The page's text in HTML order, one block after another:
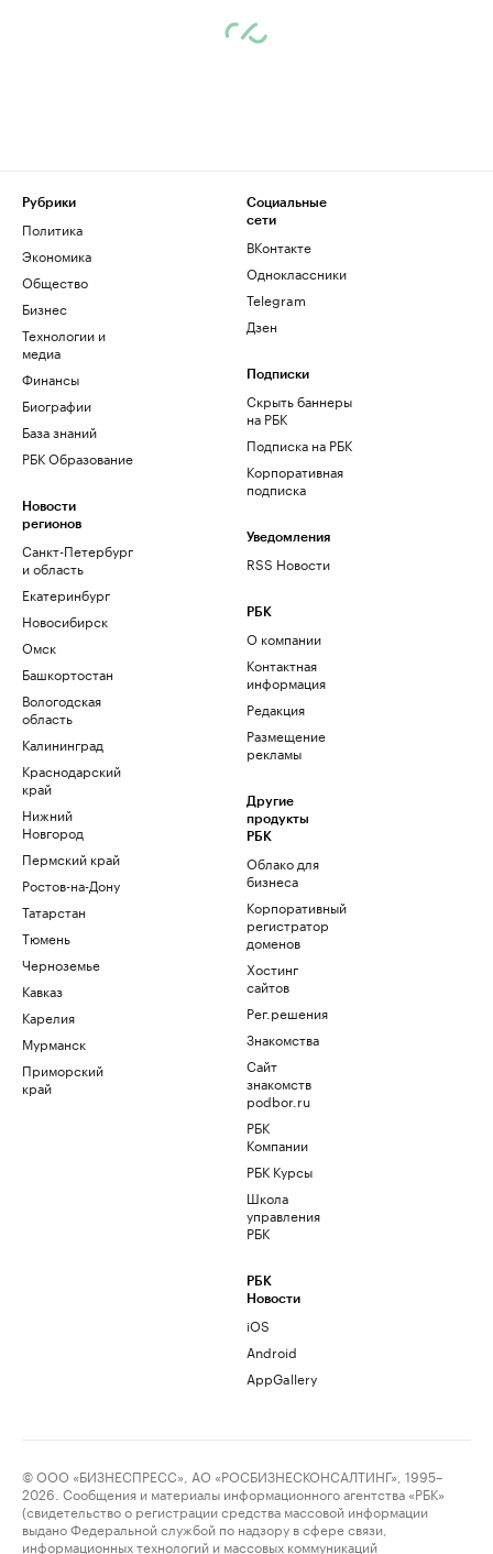
Рубрики
Политика
Экономика
Общество
Бизнес
Технологии и
медиа
Финансы
Биографии
База знаний
РБК Образование
Новости
регионов
Санкт-Петербург
и область
Екатеринбург
Новосибирск
Омск
Башкортостан
Вологодская
область
Калининград
Краснодарский
край
Нижний
Новгород
Пермский край
Ростов-на-Дону
Татарстан
Тюмень
Черноземье
Кавказ
Карелия
Мурманск
Приморский
край
Социальные
сети
ВКонтакте
Одноклассники
Telegram
Дзен
Подписки
Скрыть баннеры
на РБК
Подписка на РБК
Корпоративная
подписка
Уведомления
RSS Новости
РБК
О компании
Контактная
информация
Редакция
Размещение
рекламы
Другие
продукты
РБК
Облако для
бизнеса
Корпоративный
регистратор
доменов
Хостинг
сайтов
Рег.решения
Знакомства
Сайт
знакомств
podbor.ru
РБК
Компании
РБК Курсы
Школа
управления
РБК
РБК
Новости
iOS
Android
AppGallery
© ООО «БИЗНЕСПРЕСС», АО «РОСБИЗНЕСКОНСАЛТИНГ», 1995–
2026. Сообщения и материалы информационного агентства «РБК»
(свидетельство о регистрации средства массовой информации
выдано Федеральной службой по надзору в сфере связи,
информационных технологий и массовых коммуникаций